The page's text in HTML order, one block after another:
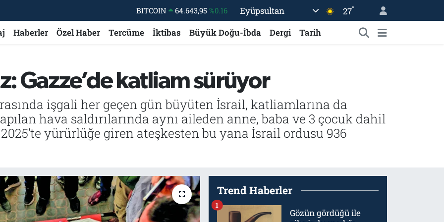
BITCOIN 64.643,95 %0.16
DOLAR
47,6006
%0.06
GRAM ALTIN
6500.87
%0.12
BİST100
13.799 %70
Eyüpsultan 27°
Haberler Özel Haber Tercüme İktibas Büyük Doğu-İbda Dergi Tarih
Gazze’de katliam sürüyor
işgali her geçen gün büyüten İsrail, katliamlarına da
hava saldırılarında aynı aileden anne, baba ve 3 çocuk dahil
yürürlüğe giren ateşkesten bu yana İsrail ordusu 936
Trend Haberler
Gözün gördüğü ile
1